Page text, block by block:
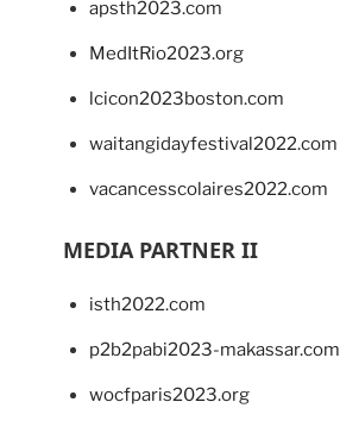
apsth2023.com
MedItRio2023.org
lcicon2023boston.com
waitangidayfestival2022.com
vacancesscolaires2022.com
MEDIA PARTNER II
isth2022.com
p2b2pabi2023-makassar.com
wocfparis2023.org